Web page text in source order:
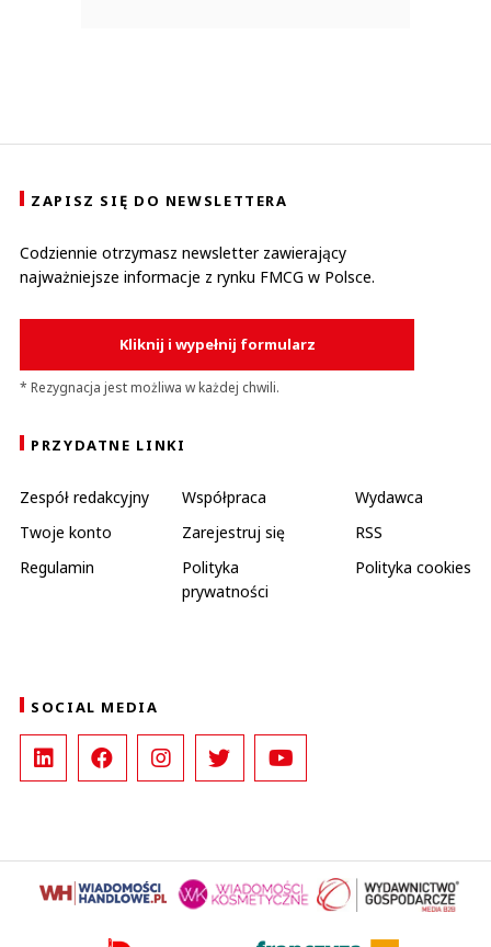
ZAPISZ SIĘ DO NEWSLETTERA
Codziennie otrzymasz newsletter zawierający
najważniejsze informacje z rynku FMCG w Polsce.
Kliknij i wypełnij formularz
* Rezygnacja jest możliwa w każdej chwili.
PRZYDATNE LINKI
Zespół redakcyjny Współpraca
Wydawca
Twoje konto
Zarejestruj się
RSS
Regulamin
Polityka
prywatności
Polityka cookies
SOCIAL MEDIA